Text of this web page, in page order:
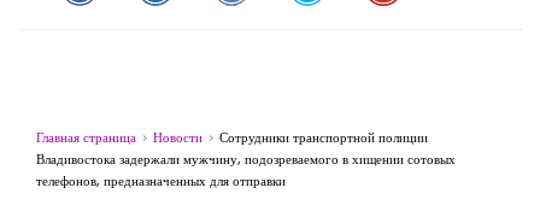
Главная страница Новости
Сотрудники транспортной полиции
Владивостока задержали мужчину, подозреваемого в хищении сотовых
телефонов, предназначенных для отправки